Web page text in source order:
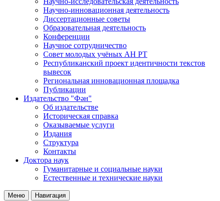
Научно-инновационная деятельность
Диссертационные советы
Образовательная деятельность
Конференции
Научное сотрудничество
Совет молодых учёных АН РТ
Республиканский проект идентичности текстов
вывесок
Региональная инновационная площадка
Публикации
Издательство "Фән"
Об издательстве
Историческая справка
Оказываемые услуги
Издания
Структура
Контакты
Доктора наук
Гуманитарные и социальные науки
Естественные и технические науки
Меню Навигация